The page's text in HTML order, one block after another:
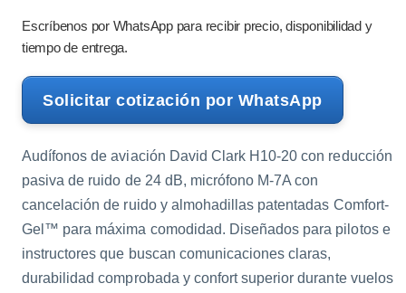
Escríbenos por WhatsApp para recibir precio, disponibilidad y
tiempo de entrega.
Solicitar cotización por WhatsApp
Audífonos de aviación David Clark H10-20 con reducción
pasiva de ruido de 24 dB, micrófono M-7A con
cancelación de ruido y almohadillas patentadas Comfort-
Gel™ para máxima comodidad. Diseñados para pilotos e
instructores que buscan comunicaciones claras,
durabilidad comprobada y confort superior durante vuelos